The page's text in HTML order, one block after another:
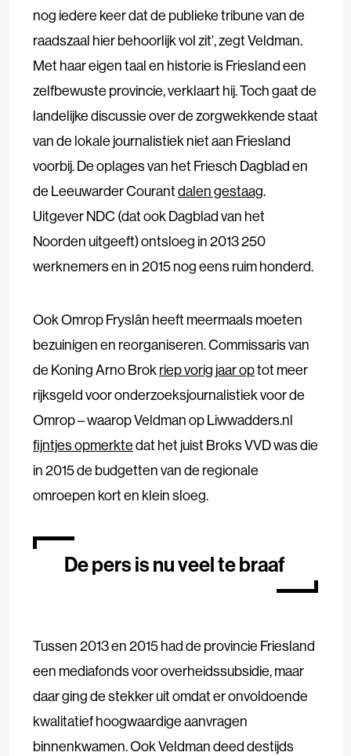
nog iedere keer dat de publieke tribune van de
raadszaal hier behoorlijk vol zit’, zegt Veldman.
Met haar eigen taal en historie is Friesland een
zelfbewuste provincie, verklaart hij.Toch gaat de
landelijke discussie over de zorgwekkende staat
van de lokale journalistiek niet aan Friesland
voorbij. De oplages van het Friesch Dagblad en
de Leeuwarder Courantdalen gestaag.
Uitgever NDC (dat ook Dagblad van het
Noorden uitgeeft) ontsloeg in 2013 250
werknemers en in 2015 nog eens ruim honderd.
Ook Omrop Fryslân heeft meermaals moeten
bezuinigen en reorganiseren. Commissaris van
de Koning Arno Brokriep vorig jaar optot meer
rijksgeld voor onderzoeksjournalistiek voor de
Omrop – waarop Veldman op Liwwadders.nl
fijntjes opmerktedat het juist Broks VVD was die
in 2015 de budgetten van de regionale
omroepen kort en klein sloeg.
De pers is nu veel te braaf
Tussen 2013 en 2015 had de provincie Friesland
een mediafonds voor overheidssubsidie, maar
daar ging de stekker uit omdat er onvoldoende
kwalitatief hoogwaardige aanvragen
binnenkwamen. Ook Veldman deed destijds